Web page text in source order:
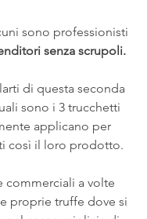
sono professionisti
senza scrupoli.
di questa seconda
sono i 3 trucchetti
applicano per
così il loro prodotto.
commerciali a volte
proprie truffe dove si